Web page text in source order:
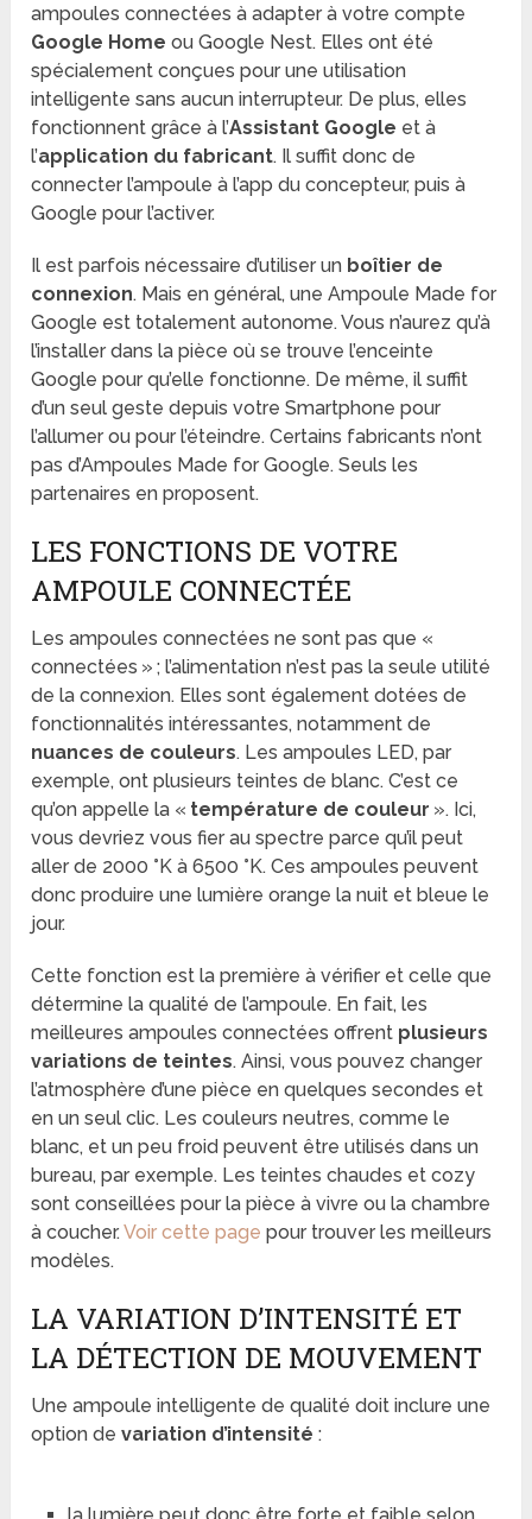
ampoules connectées à adapter à votre compte
Google Home ou Google Nest. Elles ont été
spécialement conçues pour une utilisation
intelligente sans aucun interrupteur. De plus, elles
fonctionnent grâce à l’Assistant Google et à
l’application du fabricant. Il suffit donc de
connecter l’ampoule à l’app du concepteur, puis à
Google pour l’activer.
Il est parfois nécessaire d’utiliser un boîtier de
connexion. Mais en général, une Ampoule Made for
Google est totalement autonome. Vous n’aurez qu’à
l’installer dans la pièce où se trouve l’enceinte
Google pour qu’elle fonctionne. De même, il suffit
d’un seul geste depuis votre Smartphone pour
l’allumer ou pour l’éteindre. Certains fabricants n’ont
pas d’Ampoules Made for Google. Seuls les
partenaires en proposent.
LES FONCTIONS DE VOTRE
AMPOULE CONNECTÉE
Les ampoules connectées ne sont pas que «
connectées » ; l’alimentation n’est pas la seule utilité
de la connexion. Elles sont également dotées de
fonctionnalités intéressantes, notamment de
nuances de couleurs. Les ampoules LED, par
exemple, ont plusieurs teintes de blanc. C’est ce
qu’on appelle la « température de couleur ». Ici,
vous devriez vous fier au spectre parce qu’il peut
aller de 2000 °K à 6500 °K. Ces ampoules peuvent
donc produire une lumière orange la nuit et bleue le
jour.
Cette fonction est la première à vérifier et celle que
détermine la qualité de l’ampoule. En fait, les
meilleures ampoules connectées offrent plusieurs
variations de teintes. Ainsi, vous pouvez changer
l’atmosphère d’une pièce en quelques secondes et
en un seul clic. Les couleurs neutres, comme le
blanc, et un peu froid peuvent être utilisés dans un
bureau, par exemple. Les teintes chaudes et cozy
sont conseillées pour la pièce à vivre ou la chambre
à coucher.Voir cette page pour trouver les meilleurs
modèles.
LA VARIATION D’INTENSITÉ ET
LA DÉTECTION DE MOUVEMENT
Une ampoule intelligente de qualité doit inclure une
option devariation d’intensité: